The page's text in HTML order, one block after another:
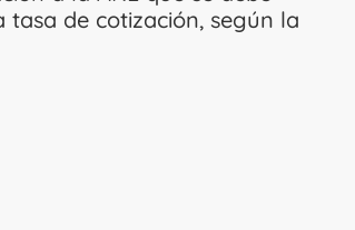
tasa de cotización, según la